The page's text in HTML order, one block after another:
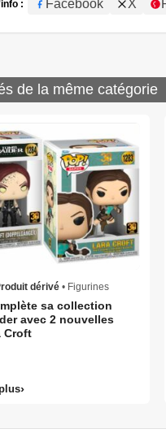
: Facebook X
de la même catégorie
dérivé • Figurines
sa collection
avec 2 nouvelles
Croft